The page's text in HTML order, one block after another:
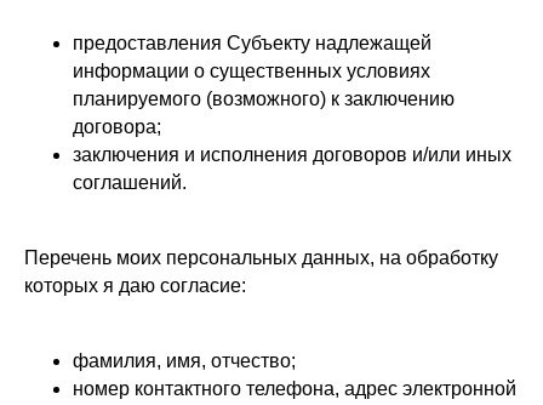
предоставления Субъекту надлежащей
информации о существенных условиях
планируемого (возможного) к заключению
договора;
заключения и исполнения договоров и/или иных
соглашений.
Перечень моих персональных данных, на обработку
которых я даю согласие:
фамилия, имя, отчество;
номер контактного телефона, адрес электронной